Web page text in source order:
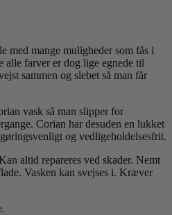
med mange muligheder som fås i
alle farver er dog lige egnede til
sammen og slebet så man får
vask så man slipper for
Corian har desuden en lukket
og vedligeholdelsesfrit.
altid repareres ved skader. Nemt
Vasken kan svejses i. Kræver